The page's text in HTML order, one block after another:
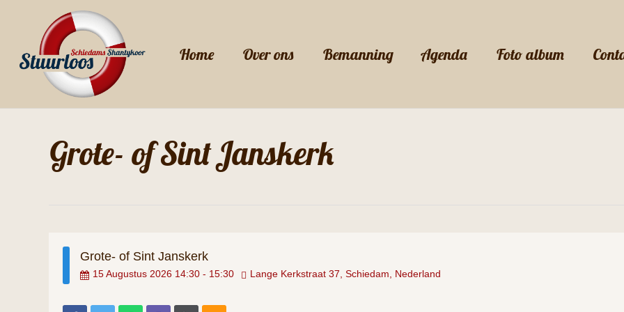
main
content
Home Over ons Bemanning Agenda Foto album
Grote- of Sint Janskerk
Grote- of Sint Janskerk
15Augustus 2026 14:30 - 15:30 Lange Kerkstraat 37, Schiedam, Nederland